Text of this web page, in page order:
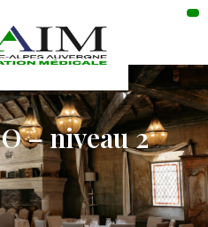
– niveau 2